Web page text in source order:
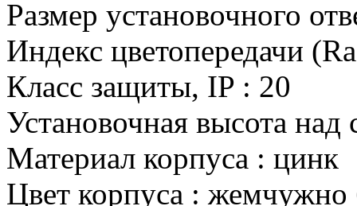
Размер установочного
Индекс цветопередачи
Класс защиты, IP : 20
Установочная высота
Материал корпуса : цинк
Цвет корпуса : жемчужно